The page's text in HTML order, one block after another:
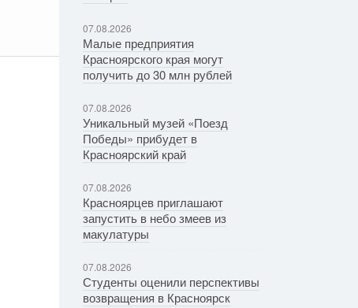
07.08.2026
Малые предприятия
Красноярского края могут
получить до 30 млн рублей
07.08.2026
Уникальный музей «Поезд
Победы» прибудет в
Красноярский край
07.08.2026
Красноярцев приглашают
запустить в небо змеев из
макулатуры
07.08.2026
Студенты оценили перспективы
возвращения в Красноярск